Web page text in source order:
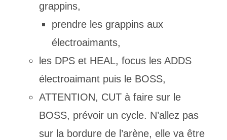
grappins,
prendre les grappins aux
électroaimants,
les DPS et HEAL, focus les ADDS
électroaimant puis le BOSS,
ATTENTION, CUT à faire sur le
BOSS, prévoir un cycle. N’allez pas
sur la bordure de l’arène, elle va être